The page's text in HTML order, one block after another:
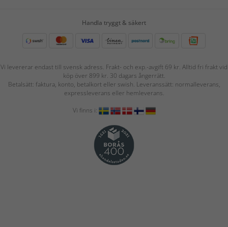
Handla tryggt & säkert
Vi levererar endast till svensk adress. Frakt- och exp.-avgift 69 kr. Alltid fri frakt vid
köp över 899 kr. 30 dagars ångerrätt.
Betalsätt: faktura, konto, betalkort eller swish. Leveranssätt: normalleverans,
expressleverans eller hemleverans.
Vi finns i: